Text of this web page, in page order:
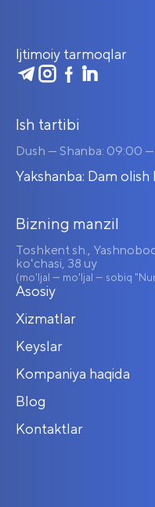
Ijtimoiy tarmoqlar
Ish tartibi
Dush — Shanba: 09:00
Yakshanba: Dam olish
Bizning manzil
Toshkent sh.,
koʻchasi, 38 uy
(mo'ljal — mo'ljal — sobiq
Asosiy
Xizmatlar
Keyslar
Kompaniya haqida
Blog
Kontaktlar